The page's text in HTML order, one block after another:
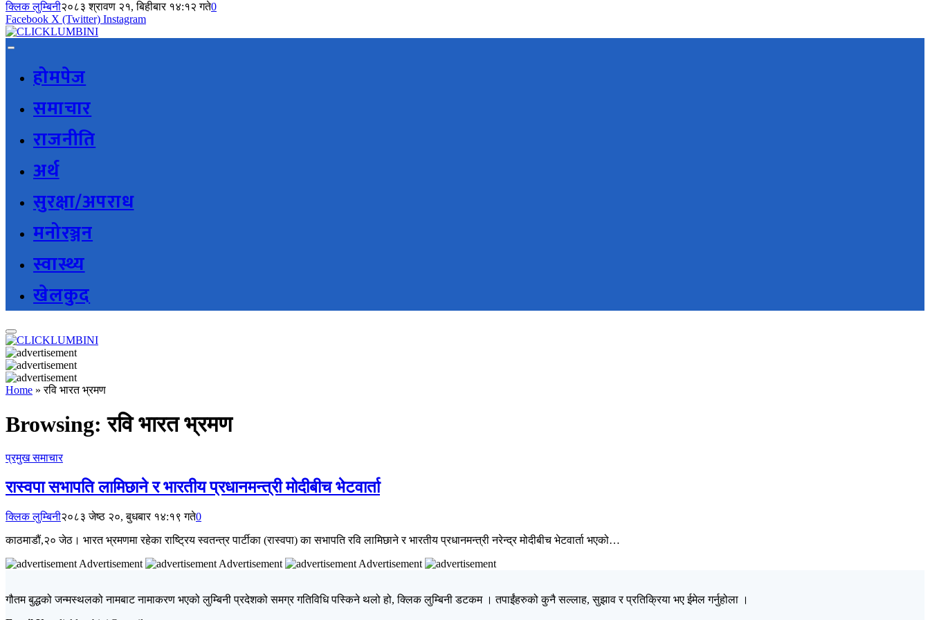
क्लिक लुम्बिनी२०८३ श्रावण २१, बिहीबार १४:१२ गते0
Facebook X (Twitter) Instagram
होमपेज
समाचार
राजनीति
अर्थ
सुरक्षा/अपराध
मनोरञ्जन
स्वास्थ्य
खेलकुद
Home »रवि भारत भ्रमण
Browsing:रवि भारत भ्रमण
प्रमुख समाचार
रास्वपा सभापति लामिछाने र भारतीय प्रधानमन्त्री मोदीबीच भेटवार्ता
क्लिक लुम्बिनी२०८३ जेष्ठ २०, बुधबार १४:१९ गते0
काठमाडौं,२० जेठ। भारत भ्रमणमा रहेका राष्ट्रिय स्वतन्त्र पार्टीका (रास्वपा) का सभापति रवि लामिछाने र भारतीय प्रधानमन्त्री नरेन्द्र मोदीबीच भेटवार्ता भएको…
Advertisement
Advertisement Advertisement
गौतम बुद्धको जन्मस्थलको नामबाट नामाकरण भएको लुम्बिनी प्रदेशको समग्र गतिविधि पस्किने थलो हो, क्लिक लुम्बिनी डटकम । तपाईंहरुको कुनै सल्लाह, सुझाव र प्रतिक्रिया भए ईमेल गर्नुहोला ।